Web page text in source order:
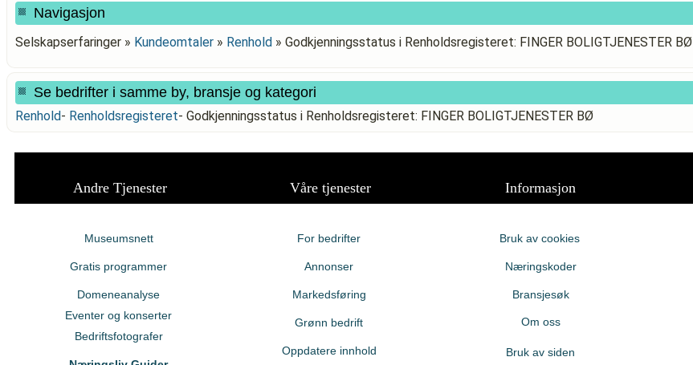
Navigasjon
Selskapserfaringer » Kundeomtaler » Renhold » Godkjenningsstatus i Renholdsregisteret: FINGER BOLIGTJENESTER BØ
Se bedrifter i samme by, bransje og kategori
Renhold- Renholdsregisteret- Godkjenningsstatus i Renholdsregisteret: FINGER BOLIGTJENESTER BØ
Andre Tjenester Våre tjenester Informasjon
Museumsnett
Gratis programmer
Domeneanalyse
Eventer og konserter
Bedriftsfotografer
For bedrifter
Annonser
Markedsføring
Grønn bedrift
Oppdatere innhold
Bruk av cookies
Næringskoder
Bransjesøk
Om oss
Bruk av siden